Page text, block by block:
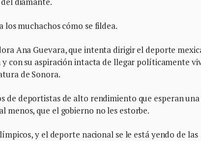
los muchachos cómo se fildea.
Ana Guevara, que intenta dirigir el deporte
con su aspiración intacta de llegar políticamente
de Sonora.
de deportistas de alto rendimiento que esperan una
menos, que el gobierno no les estorbe.
y el deporte nacional se le está yendo de las